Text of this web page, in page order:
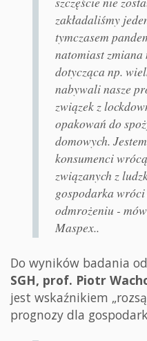
zakładaliśmy
tymczasem
natomiast zmiana
dotycząca np.
nabywali nasze
związek z
opakowań do
domowych.
konsumenci
związanych z
gospodarka
odmrożeniu -
Maspex..
Do wyników badania
SGH, prof. Piotr
jest wskaźnikiem
prognozy dla